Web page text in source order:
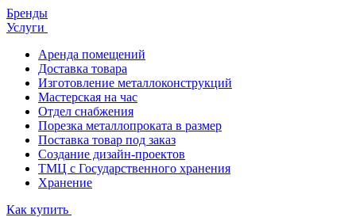
Бренды
Услуги
Аренда помещений
Доставка товара
Изготовление металлоконструкций
Мастерская на час
Отдел снабжения
Порезка металлопроката в размер
Поставка товар под заказ
Создание дизайн-проектов
ТМЦ с Государственного хранения
Хранение
Как купить